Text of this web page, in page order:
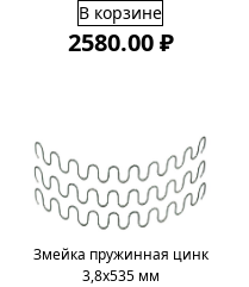
В корзине
2580.00 ₽
Змейка пружинная цинк
3,8х535 мм